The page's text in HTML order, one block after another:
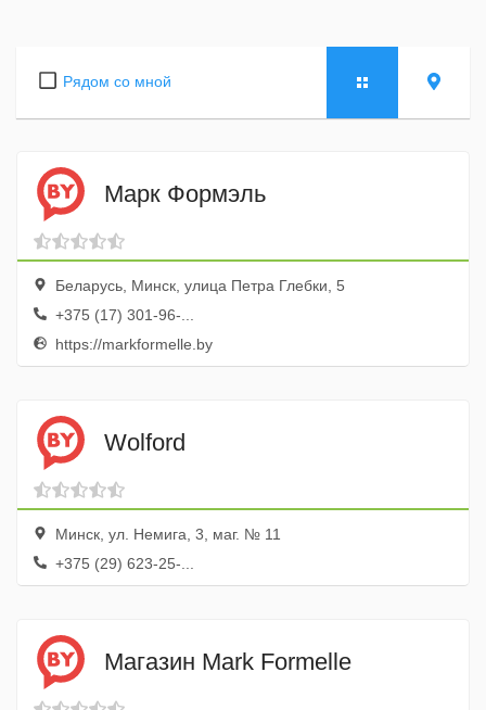
Рядом со мной
Марк Формэль
Беларусь, Минск, улица Петра Глебки, 5
+375 (17) 301-96-...
https://markformelle.by
Wolford
Минск, ул. Немига, 3, маг. № 11
+375 (29) 623-25-...
Магазин Mark Formelle